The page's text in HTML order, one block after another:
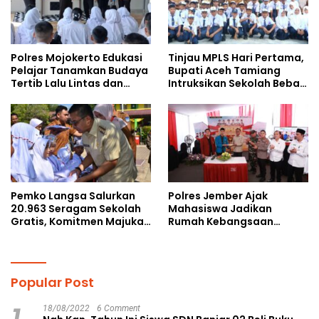
Polres Mojokerto Edukasi
Pelajar Tanamkan Budaya
Tertib Lalu Lintas dan
Tinjau MPLS Hari Pertama,
Bupati Aceh Tamiang
Intruksikan Sekolah Bebas
Pemko Langsa Salurkan
20.963 Seragam Sekolah
Gratis, Komitmen Majukan
Polres Jember Ajak
Mahasiswa Jadikan
Rumah Kebangsaan
Popular Post
18/08/2022 6 Comment